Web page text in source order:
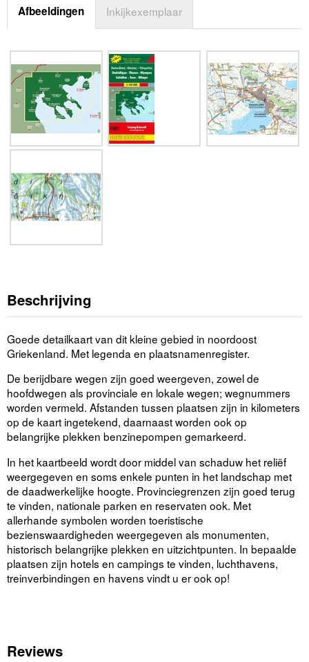
Afbeeldingen Inkijkexemplaar
Beschrijving
Goede detailkaart van dit kleine gebied in noordoost
Griekenland. Met legenda en plaatsnamenregister.
De berijdbare wegen zijn goed weergeven, zowel de
hoofdwegen als provinciale en lokale wegen; wegnummers
worden vermeld. Afstanden tussen plaatsen zijn in kilometers
op de kaart ingetekend, daarnaast worden ook op
belangrijke plekken benzinepompen gemarkeerd.
In het kaartbeeld wordt door middel van schaduw het reliëf
weergegeven en soms enkele punten in het landschap met
de daadwerkelijke hoogte. Provinciegrenzen zijn goed terug
te vinden, nationale parken en reservaten ook. Met
allerhande symbolen worden toeristische
bezienswaardigheden weergegeven als monumenten,
historisch belangrijke plekken en uitzichtpunten. In bepaalde
plaatsen zijn hotels en campings te vinden, luchthavens,
treinverbindingen en havens vindt u er ook op!
Reviews